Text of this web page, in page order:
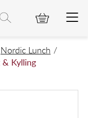
Kylling
Nordic Lunch
Kylling